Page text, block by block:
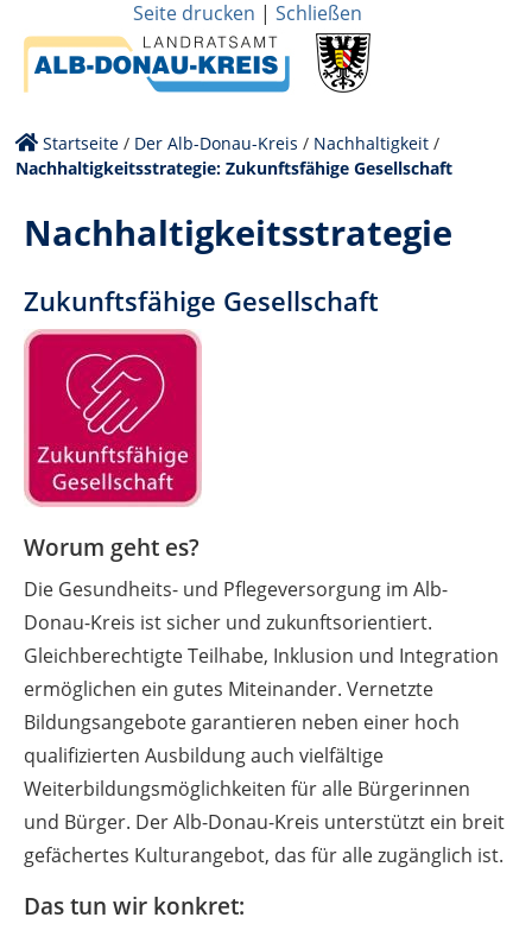
Seite drucken | Schließen
Startseite / Der Alb-Donau-Kreis / Nachhaltigkeit /
Nachhaltigkeitsstrategie: Zukunftsfähige Gesellschaft
Nachhaltigkeitsstrategie
Zukunftsfähige Gesellschaft
Worum geht es?
Die Gesundheits- und Pflegeversorgung im Alb-
Donau-Kreis ist sicher und zukunftsorientiert.
Gleichberechtigte Teilhabe, Inklusion und Integration
ermöglichen ein gutes Miteinander. Vernetzte
Bildungsangebote garantieren neben einer hoch
qualifizierten Ausbildung auch vielfältige
Weiterbildungsmöglichkeiten für alle Bürgerinnen
und Bürger. Der Alb-Donau-Kreis unterstützt ein breit
gefächertes Kulturangebot, das für alle zugänglich ist.
Das tun wir konkret: